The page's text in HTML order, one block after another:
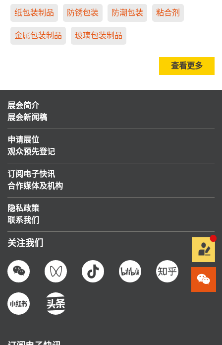
纸包装制品 防锈包装 防潮包装 粘合剂
金属包装制品 玻璃包装制品
查看更多
展会简介
展会新闻稿
申请展位
观众预先登记
订阅电子快讯
合作媒体及机构
隐私政策
联系我们
关注我们